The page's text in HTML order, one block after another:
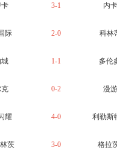
3-1 内
际 2-0 科林
1-1 多伦
克 0-2 漫
耀 4-0 利勒斯
茨 3-0 格拉